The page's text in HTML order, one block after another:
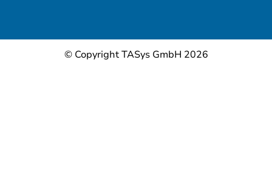
© Copyright TASys GmbH 2026